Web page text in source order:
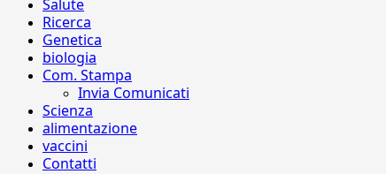
Salute
Ricerca
Genetica
biologia
Com. Stampa
Invia Comunicati
Scienza
alimentazione
vaccini
Contatti